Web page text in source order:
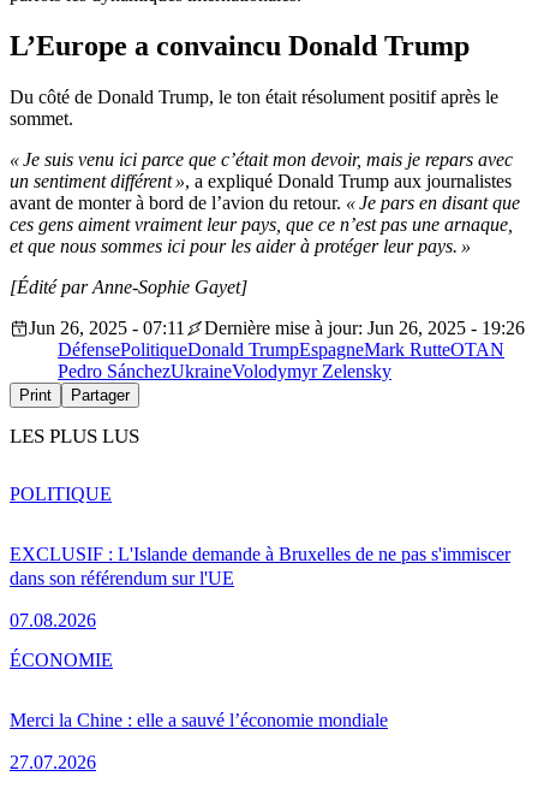
L’Europe a convaincu Donald Trump
Du côté de Donald Trump, le ton était résolument positif après le
sommet.
« Je suis venu ici parce que c’était mon devoir, mais je repars avec
un sentiment différent », a expliqué Donald Trump aux journalistes
avant de monter à bord de l’avion du retour. « Je pars en disant que
ces gens aiment vraiment leur pays, que ce n’est pas une arnaque,
et que nous sommes ici pour les aider à protéger leur pays. »
[Édité par Anne-Sophie Gayet]
Jun 26, 2025 - 07:11
Dernière mise à jour: Jun 26, 2025 - 19:26
DéfensePolitiqueDonald TrumpEspagneMark RutteOTAN
Pedro SánchezUkraineVolodymyr Zelensky
Print Partager
LES PLUS LUS
EXCLUSIF : L'Islande demande à Bruxelles de ne pas s'immiscer
dans son référendum sur l'UE
07.08.2026
POLITIQUE
Merci la Chine : elle a sauvé l’économie mondiale
27.07.2026
ÉCONOMIE